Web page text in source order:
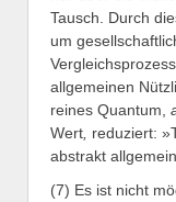
Tausch. Durch
um
allgemeinen
reines Quantum,
Wert reduziert:
abstrakt
(7) Es ist nicht